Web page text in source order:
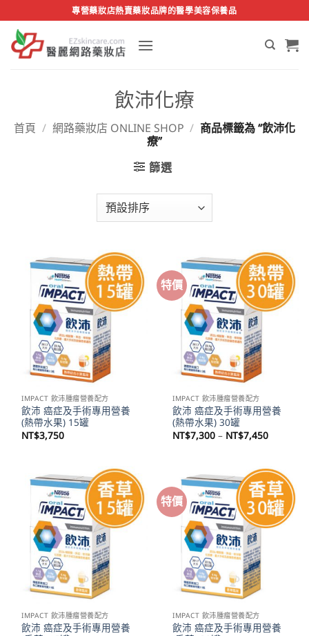
to
content
專營藥妝店熱賣藥妝品牌的醫學美容保養品
飲沛化療
首頁 / 網路藥妝店 ONLINE SHOP / 商品標籤為 “飲沛化
療”
篩選
IMPACT 飲沛腫瘤營養配方
飲沛 癌症及手術專用營養
(熱帶水果) 15罐
NT$3,750
特價
IMPACT 飲沛腫瘤營養配方
飲沛 癌症及手術專用營養
(熱帶水果) 30罐
NT$7,300 – NT$7,450價
到
IMPACT 飲沛腫瘤營養配方
飲沛 癌症及手術專用營養
特價
IMPACT 飲沛腫瘤營養配方
飲沛 癌症及手術專用營養